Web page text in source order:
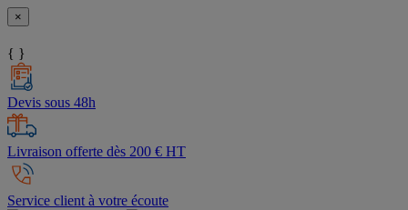
×
{ }
Devis sous 48h
Livraison offerte dès 200 € HT
Service client à votre écoute